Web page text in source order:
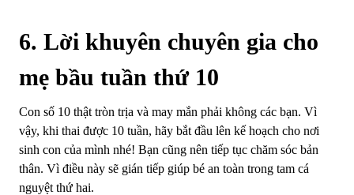
6. Lời khuyên chuyên gia cho
mẹ bầu tuần thứ 10
Con số 10 thật tròn trịa và may mắn phải không các bạn. Vì
vậy, khi thai được 10 tuần, hãy bắt đầu lên kế hoạch cho nơi
sinh con của mình nhé! Bạn cũng nên tiếp tục chăm sóc bản
thân. Vì điều này sẽ gián tiếp giúp bé an toàn trong tam cá
nguyệt thứ hai.